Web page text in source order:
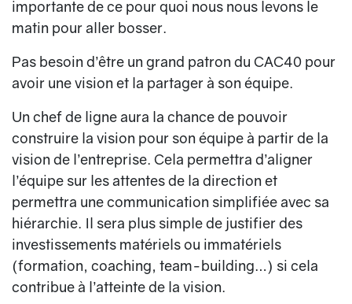
importante de ce pour quoi nous nous levons le
matin pour aller bosser.
Pas besoin d’être un grand patron du CAC40 pour
avoir une vision et la partager à son équipe.
Un chef de ligne aura la chance de pouvoir
construire la vision pour son équipe à partir de la
vision de l’entreprise. Cela permettra d’aligner
l’équipe sur les attentes de la direction et
permettra une communication simplifiée avec sa
hiérarchie. Il sera plus simple de justifier des
investissements matériels ou immatériels
(formation, coaching, team-building…) si cela
contribue à l’atteinte de la vision.